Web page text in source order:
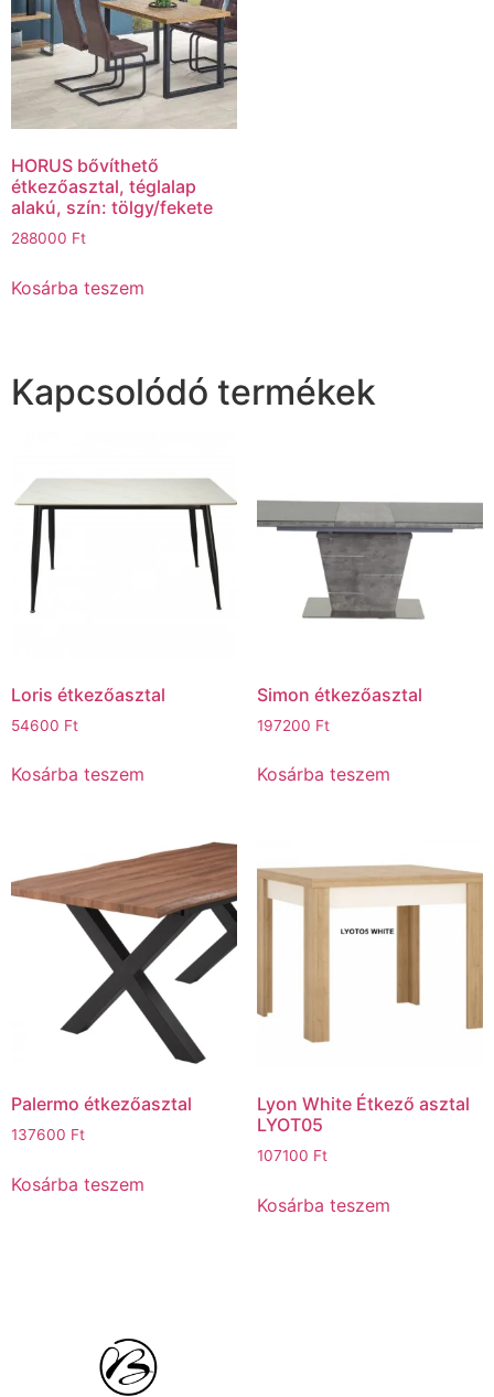
HORUS bővíthető
étkezőasztal, téglalap
alakú, szín: tölgy/fekete
288000 Ft
Kosárba teszem
Kapcsolódó termékek
Loris étkezőasztal
54600 Ft
Kosárba teszem
Simon étkezőasztal
197200 Ft
Kosárba teszem
Palermo étkezőasztal
137600 Ft
Kosárba teszem
Lyon White Étkező asztal
LYOT05
107100 Ft
Kosárba teszem